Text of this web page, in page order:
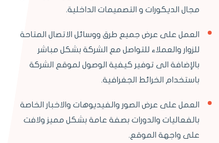
مجال الديكورات و التصميمات الداخلية.
العمل على عرض جميع طرق ووسائل الاتصال المتاحة
للزوار والعملاء للتواصل مع الشركة بشكل مباشر
بالإضافة الى توفير كيفية الوصول لموقع الشركة
باستخدام الخرائط الجغرافية.
العمل على عرض الصور والفيديوهات والاخبار الخاصة
بالفعاليات والدورات بصفة عامة بشكل مميز ولافت
على واجهة الموقع.